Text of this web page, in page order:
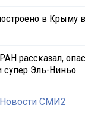
в Крыму
рассказал,
супер Эль-Ниньо
Новости СМИ2